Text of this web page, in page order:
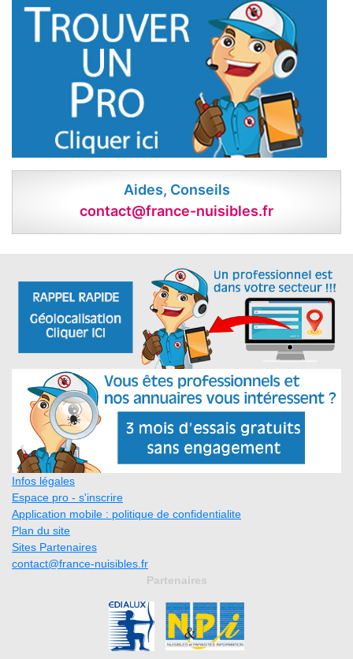
Aides, Conseils
contact@france-nuisibles.fr
Infos légales
Espace pro - s'inscrire
Application mobile : politique de confidentialite
Plan du site
Sites Partenaires
contact@france-nuisibles.fr
Partenaires